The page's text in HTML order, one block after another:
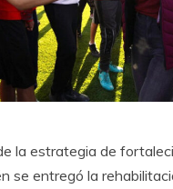
la estrategia de
se entregó la